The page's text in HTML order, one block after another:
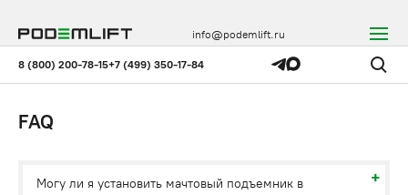
8 (800) 200-78-15+7 (499) 350-17-84
info@podemlift.ru
FAQ
Могу ли я установить мачтовый подъемник в